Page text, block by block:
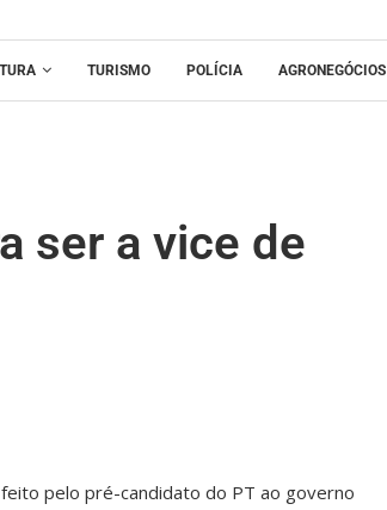
TURISMO POLÍCIA AGRONEGÓCIOS
ser a vice de
pelo pré-candidato do PT ao governo